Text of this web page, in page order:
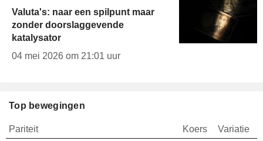
Valuta's: naar een spilpunt maar
zonder doorslaggevende
katalysator
04 mei 2026 om 21:01 uur
Top bewegingen
Pariteit Koers
Variatie